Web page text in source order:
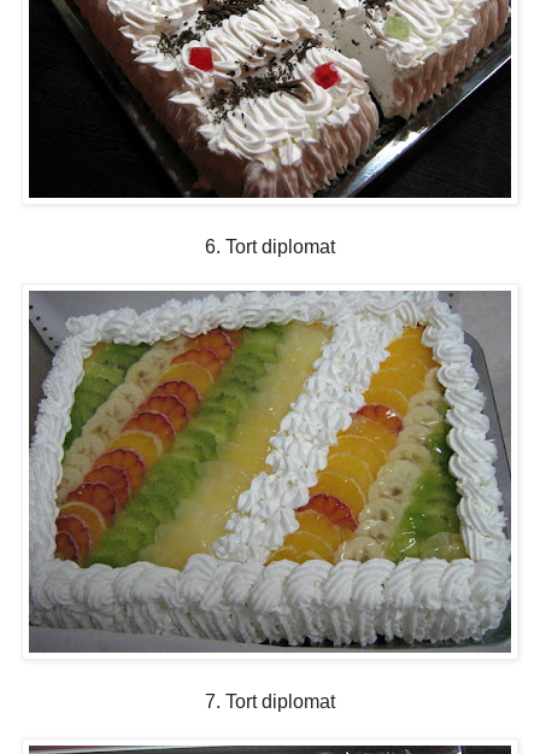
6. Tort diplomat
7. Tort diplomat